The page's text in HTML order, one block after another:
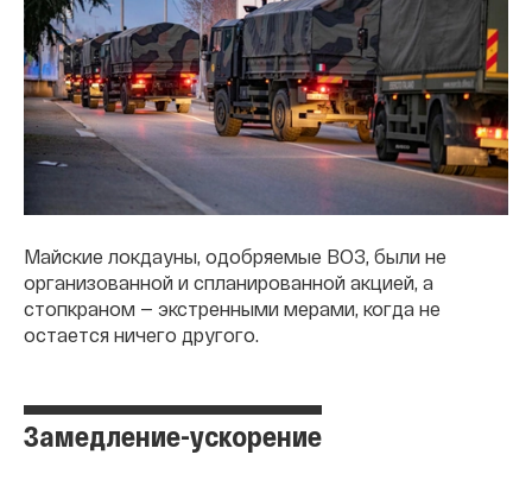
Майские локдауны, одобряемые ВОЗ, были не
организованной и спланированной акцией, а
стопкраном — экстренными мерами, когда не
остается ничего другого.
Замедление-ускорение